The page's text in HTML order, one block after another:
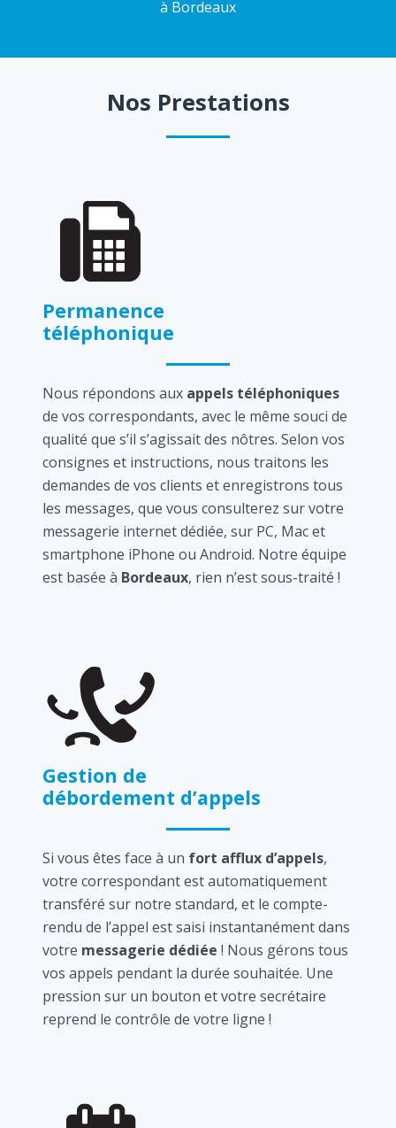
à Bordeaux
Nos Prestations
Permanence
téléphonique
Nous répondons aux appels téléphoniques
de vos correspondants, avec le même souci de
qualité que s’il s’agissait des nôtres. Selon vos
consignes et instructions, nous traitons les
demandes de vos clients et enregistrons tous
les messages, que vous consulterez sur votre
messagerie internet dédiée, sur PC, Mac et
smartphone iPhone ou Android. Notre équipe
est basée à Bordeaux, rien n’est sous-traité !
Gestion de
débordement d’appels
Si vous êtes face à un fort afflux d’appels,
votre correspondant est automatiquement
transféré sur notre standard, et le compte-
rendu de l’appel est saisi instantanément dans
votre messagerie dédiée ! Nous gérons tous
vos appels pendant la durée souhaitée. Une
pression sur un bouton et votre secrétaire
reprend le contrôle de votre ligne !